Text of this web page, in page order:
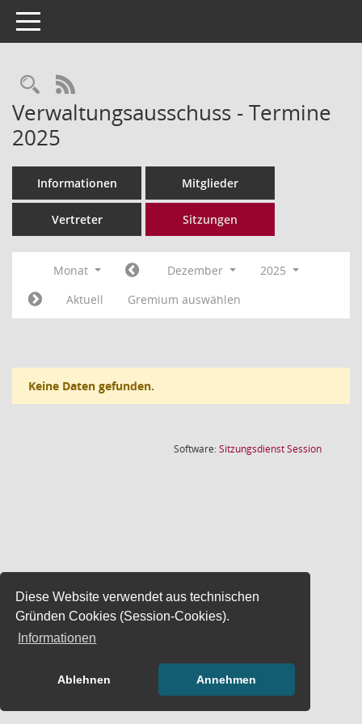
Diese Website verwendet aus technischen
Gründen Cookies (Session-Cookies).
Informationen
Ablehnen Annehmen
Toggle navigation
Rechercheauswahl
RSS-Feed
Verwaltungsausschuss - Termine
2025
Informationen Mitglieder
Vertreter Sitzungen
Monat Dezember
2025
Aktuell
Gremium auswählen
Keine Daten gefunden.
Software:SitzungsdienstSession(Wird in